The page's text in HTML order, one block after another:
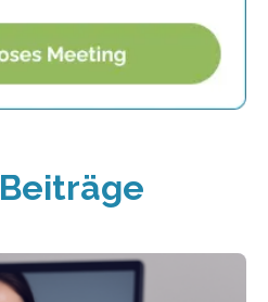
Beiträge